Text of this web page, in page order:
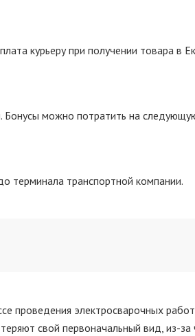
курьеру при получении товара в
Бонусы можно потратить на
терминала транспортной компании.
проведения электросварочных
свой первоначальный вид, из-